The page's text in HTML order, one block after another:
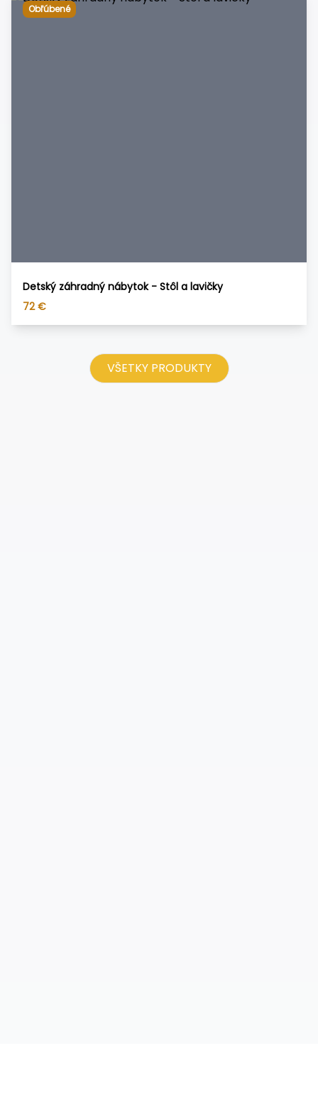
Obľúbené
Detský záhradný nábytok - Stôl a lavičky
72 €
VŠETKY PRODUKTY